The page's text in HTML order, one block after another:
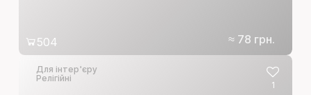
≈ 78 грн.
504
Для інтер'єру
Релігійні
1